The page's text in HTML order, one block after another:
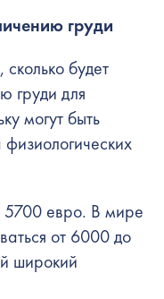
груди
будет
груди для
могут быть
евро. В мире
от 6000 до
широкий